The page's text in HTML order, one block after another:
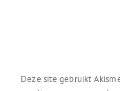
Deze site gebruikt